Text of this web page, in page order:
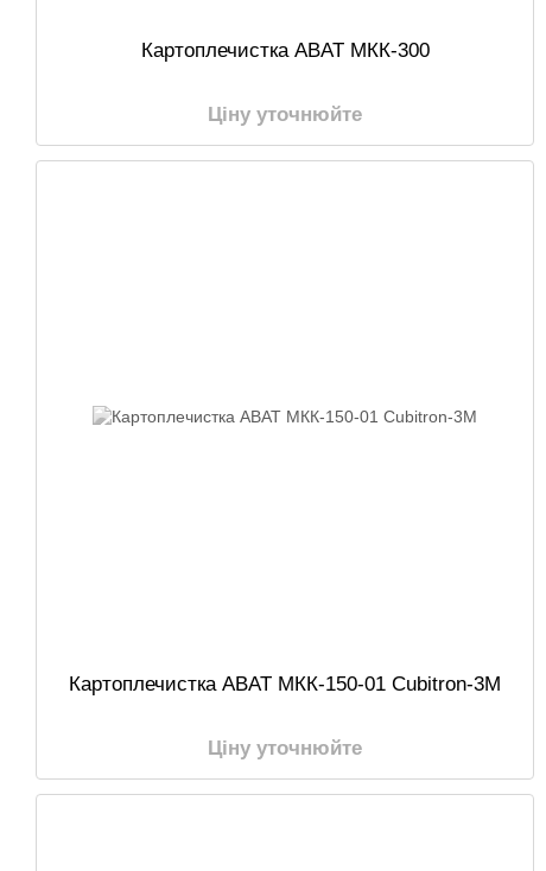
Картоплечистка ABAT МКК-300
Ціну уточнюйте
Картоплечистка ABAT МКК-150-01 Cubitron-3M
Ціну уточнюйте